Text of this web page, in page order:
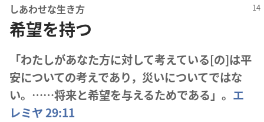
しあわせな生き方
希望を持つ
「わたしがあなた方に対して考えている[の]は平
安についての考えであり，災いについてではな
い。……将来と希望を与えるためである」。 エ
レミヤ 29:11